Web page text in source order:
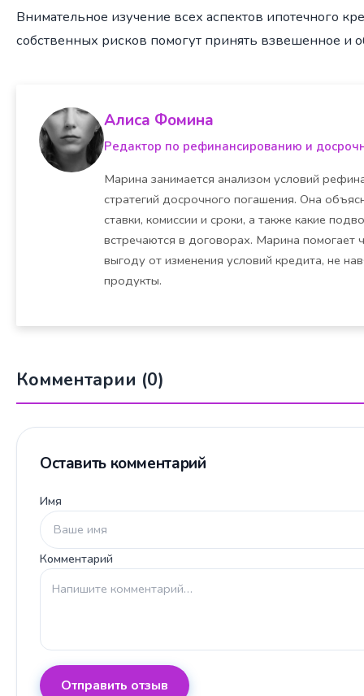
Внимательное изучение всех аспектов ипотечного
собственных рисков помогут принять взвешенное и
Алиса Фомина
Редактор по рефинансированию и
Марина занимается анализом условий
стратегий досрочного погашения. Она
ставки, комиссии и сроки, а также какие
встречаются в договорах. Марина помогает
выгоду от изменения условий кредита, не
продукты.
Комментарии (0)
Оставить комментарий
Имя
Комментарий
Отправить отзыв